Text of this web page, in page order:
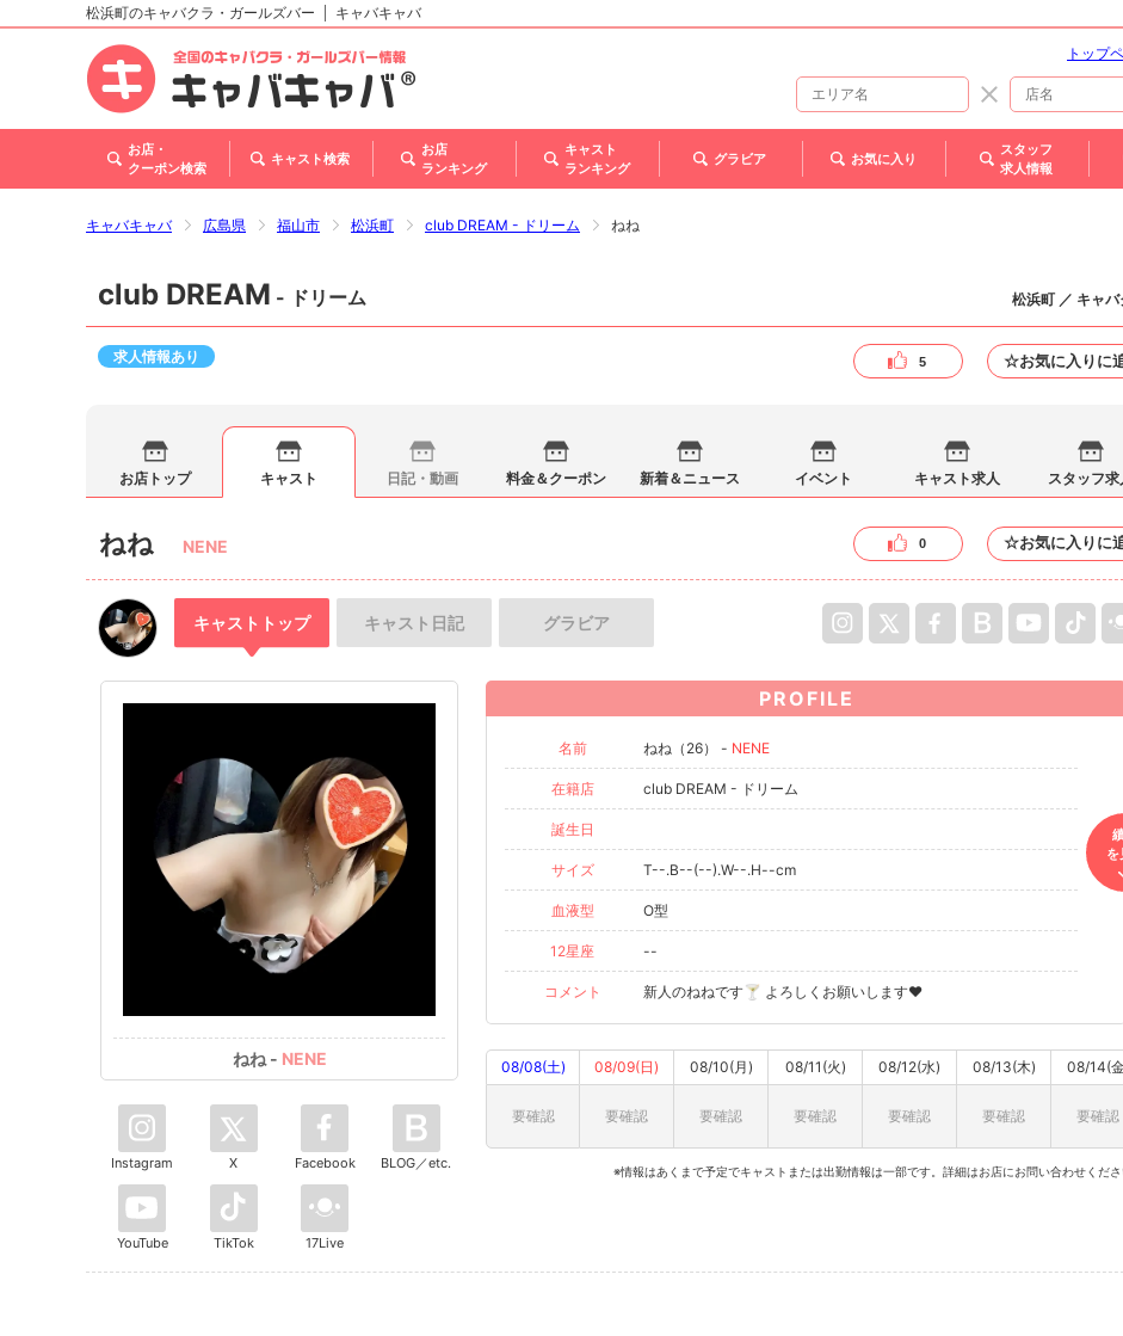
北海道
東北
甲信越・北陸
関西
松浜町のキャバクラ・ガールズバー キャバキャバ
トップ
お店・
クーポン検索
キャスト検索
お店
ランキング
キャスト
ランキング
グラビア お気に入り
スタッフ
求人情報
キャバキャバ 広島県 福山市 松浜町 club DREAM - ドリーム ねね
club DREAM - ドリーム 松浜町 ／ キャバ
求人情報あり 5 ☆お気に入りに
お店トップ キャスト 日記・動画 料金＆クーポン 新着＆ニュース イベント キャスト求人 スタッフ求
ねね NENE 0 ☆お気に入りに
キャスト トップ キャスト 日記 グラビア
ねね - NENE
Instagram X Facebook BLOG／etc.
YouTube TikTok 17Live
PROFILE
名前 ねね（26） - NENE
在籍店 club DREAM - ドリーム
誕生日
サイズ T--.B--(--).W--.H--cm
血液型 O型
12星座 --
コメント 新人のねねです🍸 よろしくお願いします❤
を
08/08(土) 08/09(日) 08/10(月) 08/11(火) 08/12(水) 08/13(木) 08/14(
要確認 要確認 要確認 要確認 要確認 要確認 要確認
※情報はあくまで予定でキャストまたは出勤情報は一部です。詳細はお店にお問い合わせくださ